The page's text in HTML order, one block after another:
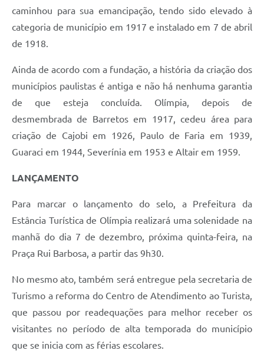
caminhou para sua emancipação, tendo sido elevado à
categoria de município em 1917 e instalado em 7 de abril
de 1918.
Ainda de acordo com a fundação, a história da criação dos
municípios paulistas é antiga e não há nenhuma garantia
de que esteja concluída. Olímpia, depois de
desmembrada de Barretos em 1917, cedeu área para
criação de Cajobi em 1926, Paulo de Faria em 1939,
Guaraci em 1944, Severínia em 1953 e Altair em 1959.
LANÇAMENTO
Para marcar o lançamento do selo, a Prefeitura da
Estância Turística de Olímpia realizará uma solenidade na
manhã do dia 7 de dezembro, próxima quinta-feira, na
Praça Rui Barbosa, a partir das 9h30.
No mesmo ato, também será entregue pela secretaria de
Turismo a reforma do Centro de Atendimento ao Turista,
que passou por readequações para melhor receber os
visitantes no período de alta temporada do município
que se inicia com as férias escolares.